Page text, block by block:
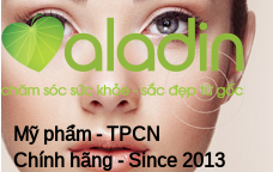
Mỹ phẩm - TPCN
Chính hãng - Since 2013